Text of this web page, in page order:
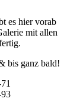
es hier vorab
mit allen
bis ganz bald!